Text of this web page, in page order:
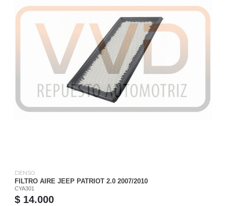
DENSO
FILTRO AIRE JEEP PATRIOT 2.0 2007/2010
CYA301
$ 14.000